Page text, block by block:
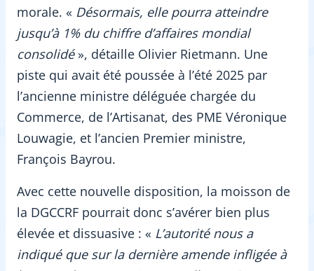
morale. « Désormais, elle pourra atteindre
jusqu’à 1% du chiffre d’affaires mondial
consolidé », détaille Olivier Rietmann. Une
piste qui avait été poussée à l’été 2025 par
l’ancienne ministre déléguée chargée du
Commerce, de l’Artisanat, des PME Véronique
Louwagie, et l’ancien Premier ministre,
François Bayrou.
Avec cette nouvelle disposition, la moisson de
la DGCCRF pourrait donc s’avérer bien plus
élevée et dissuasive : « L’autorité nous a
indiqué que sur la dernière amende infligée à